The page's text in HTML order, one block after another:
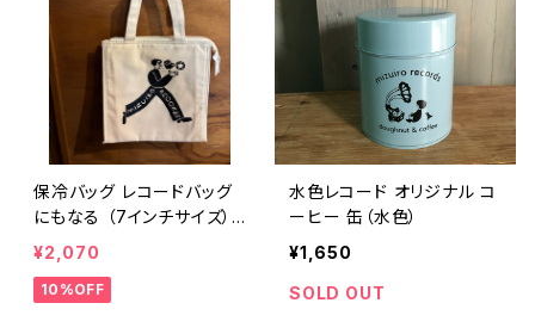
保冷バッグ レコードバッグ
にもなる （7インチサイズ）
水色レコード
¥2,070
10%OFF
水色レコード オリジナル コ
ーヒー 缶（水色）
¥1,650
SOLD OUT